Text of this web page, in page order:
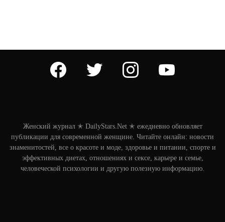
facebook twitter instagram
Женский журнал ✭ DailyStars.Net ✭ ежедневно обновляет
публикации для современной женщине. Читайте онлайн: новости
знаменитостей, все о красоте и моде, здоровье и питании, спорте и
эффективных диетах, отношениях и сексе, карьере и семье,
человеческой психологии и другую полезную информацию.